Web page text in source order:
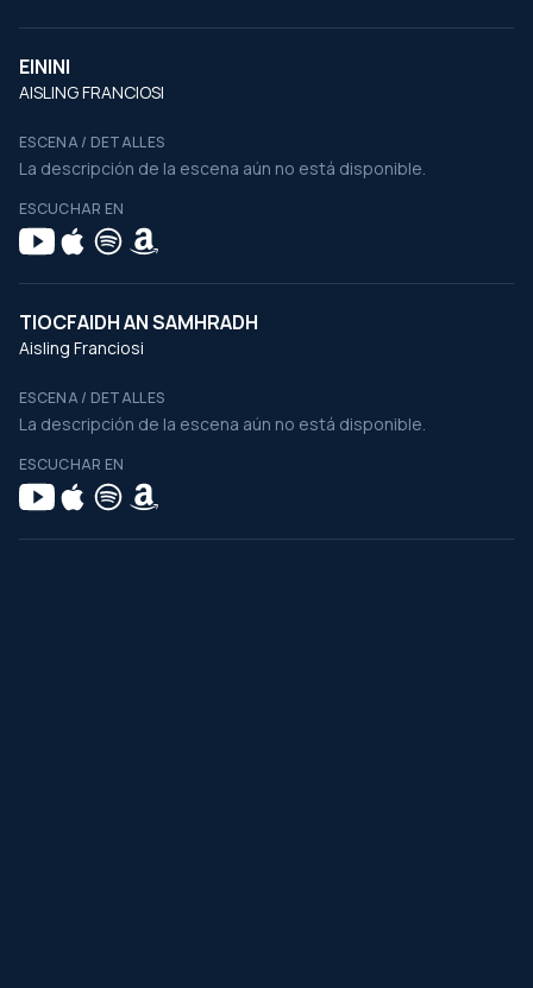
EININI
AISLING FRANCIOSI
ESCENA / DETALLES
La descripción de la escena aún no está disponible.
ESCUCHAR EN
TIOCFAIDH AN SAMHRADH
Aisling Franciosi
ESCENA / DETALLES
La descripción de la escena aún no está disponible.
ESCUCHAR EN